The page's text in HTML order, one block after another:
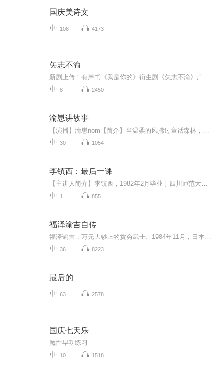
国庆美诗文
108 4173
矢志不渝
8 2450
渝崽讲故事
30 1054
李镇西：最后一课
1 855
福泽渝吉自传
36 8223
最后的
63 2578
国庆七天乐
魔性早功练习
10 1518